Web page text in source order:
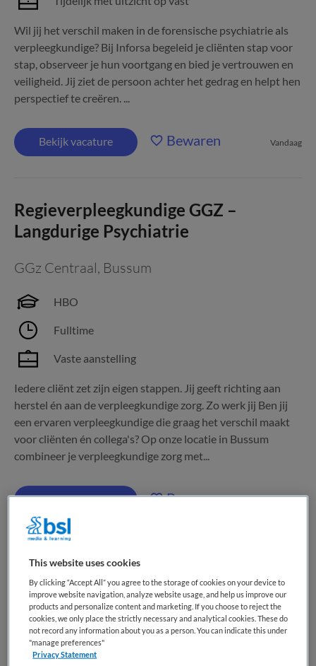
Wil jij het verschil maken in de forensische psychiatrie als
verpleegkundige? Bij Inforsa begeleid je cliënten stap voor
stap, observeer je hun voortgang en bied je vertrouwen en
veiligheid. Jij ziet de persoon achter het gedrag en helpt hen
perspectief te creëren. ...
Bekijk vacature Bewaren Vandaag
Regieverpleegkundige GGZ –
Langdurige Psychiatrie
GGz Centraal, Bussum
HBO
Fulltime
Vaste aanstelling
Iedere cliënt zet zijn eigen stappen. Jij geeft richting aan
herstel én aan de verpleegkundige zorg. Zo werk jij Ben jij
een ervaren verpleegkundige die graag het verschil maakt
voor cliënten én collega's? Op onze locatie in Bussum
combineer je verpleegkundige zorg met...
Bekijk vacature Bewaren Eergisteren
Verpleegkundige GGZ – Langdurige
Psychiatrie
GGz Centraal,Bussum
MBO
This website uses cookies
By clicking “Accept All” you agree to the storage of cookies on your device to
improve website navigation, analyze website usage, and help us improve our
products and personalize content and marketing. If you choose to reject the
cookies, we only place the strictly necessary and analytical cookies. These do
not record any information about you as a person. You can indicate this under
"manage preferences"
Privacy Statement